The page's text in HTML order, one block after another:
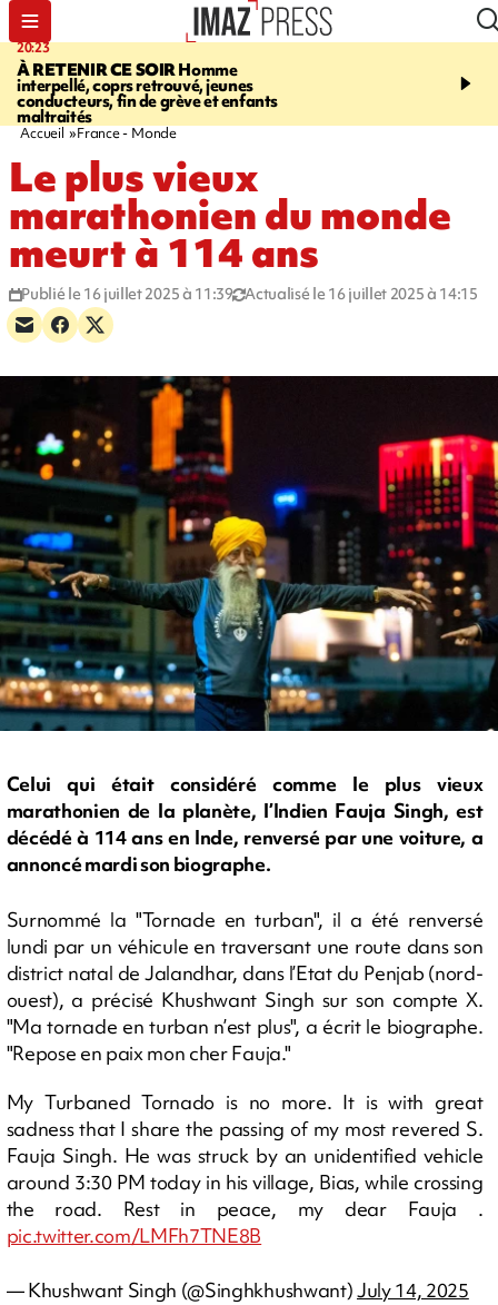
20:23
À RETENIR CE SOIRHomme
interpellé, coprs retrouvé, jeunes
conducteurs, fin de grève et enfants
maltraités
06:04
à La Réunion - des
Accueil France - Monde
Le plus vieux
marathonien du monde
meurt à 114 ans
Publié le 16 juillet 2025 à 11:39 Actualisé le 16 juillet 2025 à 14:15
Celui qui était considéré comme le plus vieux
marathonien de la planète, l’Indien Fauja Singh, est
décédé à 114 ans en Inde, renversé par une voiture, a
annoncé mardi son biographe.
Surnommé la "Tornade en turban", il a été renversé
lundi par un véhicule en traversant une route dans son
district natal de Jalandhar, dans l’Etat du Penjab (nord-
ouest), a précisé Khushwant Singh sur son compte X.
"Ma tornade en turban n’est plus", a écrit le biographe.
"Repose en paix mon cher Fauja."
My Turbaned Tornado is no more. It is with great
sadness that I share the passing of my most revered S.
Fauja Singh. He was struck by an unidentified vehicle
around 3:30 PM today in his village, Bias, while crossing
the road. Rest in peace, my dear Fauja .
pic.twitter.com/LMFh7TNE8B
— Khushwant Singh (@Singhkhushwant)July 14, 2025